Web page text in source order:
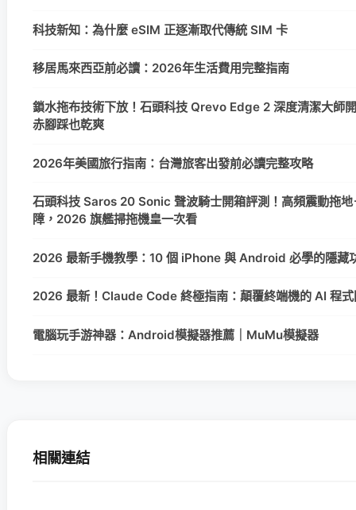
科技新知：為什麼 eSIM 正逐漸取代傳統 SIM 卡
移居馬來西亞前必讀：2026年生活費用完整指南
鎖水拖布技術下放！石頭科技 Qrevo Edge 2 深度清潔大師
赤腳踩也乾爽
2026年美國旅行指南：台灣旅客出發前必讀完整攻略
石頭科技 Saros 20 Sonic 聲波騎士開箱評測！高頻震動拖
障，2026 旗艦掃拖機皇一次看
2026 最新手機教學：10 個 iPhone 與 Android 必學的隱藏
2026 最新！Claude Code 終極指南：顛覆終端機的 AI 程式
電腦玩手游神器：Android模擬器推薦｜MuMu模擬器
相關連結